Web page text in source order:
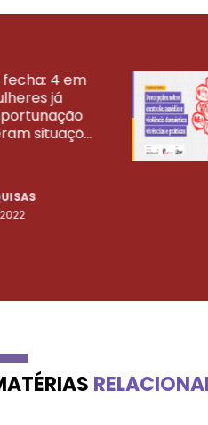
4 em
já
situaçõ...
VEJA